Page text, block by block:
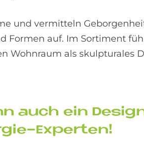
und vermitteln
Formen auf. Im Sortiment
Wohnraum als skulpturales
auch ein
Ex­per­ten!